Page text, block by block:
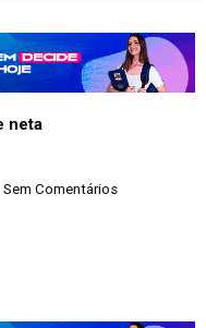
neta
Sem Comentários